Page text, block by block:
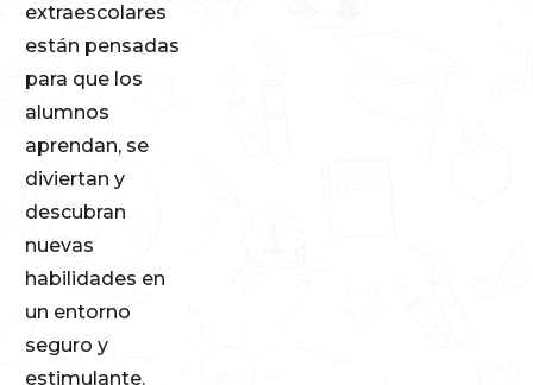
extraescolares
están pensadas
para que los
alumnos
aprendan, se
diviertan y
descubran
nuevas
habilidades en
un entorno
seguro y
estimulante.